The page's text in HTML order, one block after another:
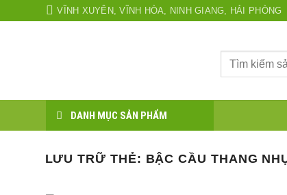
qua
VĨNH XUYÊN, VĨNH HÒA, NINH GIANG, HẢI PHÒNG
Tìm
DANH MỤC SẢN PHẨM
LƯU TRỮ THẺ: BẬC CẦU THANG